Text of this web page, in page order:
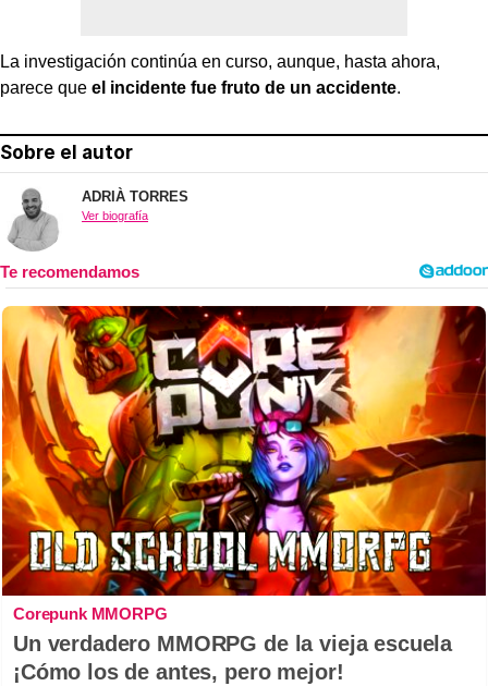
La investigación continúa en curso, aunque, hasta ahora,
parece que el incidente fue fruto de un accidente.
Sobre el autor
ADRIÀ TORRES
Ver biografía
Corepunk MMORPG
Un verdadero MMORPG de la vieja escuela
¡Cómo los de antes, pero mejor!